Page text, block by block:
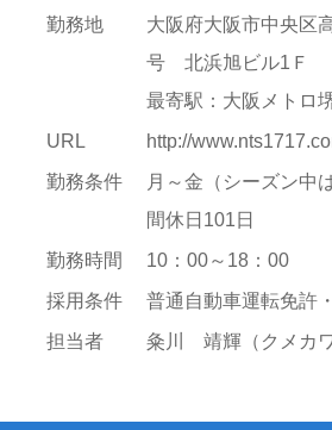
勤務地
大阪府大阪市中央
号 北浜旭ビル1Ｆ
最寄駅：大阪メトロ
URL
http://
勤務条件
月～金（シーズン中
間休日101日
勤務時間
10：00～18：00
採用条件
普通自動車運転免許
担当者
粂川 靖輝（クメカ